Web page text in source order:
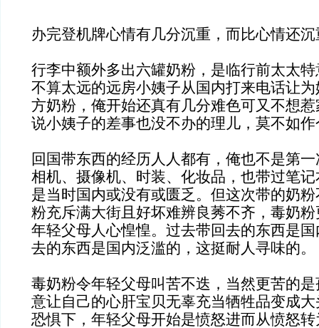
办完登机牌心情有几分沉重，而比心情还
行李中额外多出六罐奶粉，是临行前太太
不算太远的远房小姨子从国内打来电话让
方奶粉，俺开始还真有几分难色可又不想
说小姨子的差事也没不办的理儿，莫不如
回国带东西的经历人人都有，俺也不是第
相机、摄像机、时装、化妆品，也带过笔
是当时国内或没有或匮乏。但这次带的奶
粉充斥满大街且好坏难辨良莠不齐，毒奶
年轻父母人心惶惶。过去带回去的东西是
去的东西是国内泛滥的，这挺耐人寻味的。
毒奶粉令年轻父母叫苦不迭，当然更苦的
意让自己的心肝宝贝无辜充当牺牲品变成
恐惧下，年轻父母开始是愤怒进而从愤怒